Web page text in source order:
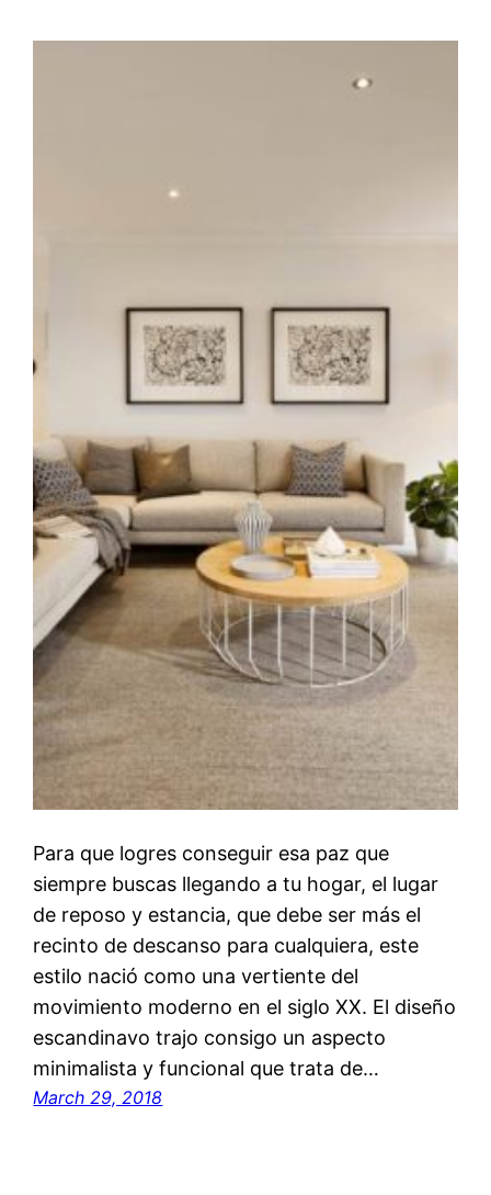
Para que logres conseguir esa paz que
siempre buscas llegando a tu hogar, el lugar
de reposo y estancia, que debe ser más el
recinto de descanso para cualquiera, este
estilo nació como una vertiente del
movimiento moderno en el siglo XX. El diseño
escandinavo trajo consigo un aspecto
minimalista y funcional que trata de…
March 29, 2018